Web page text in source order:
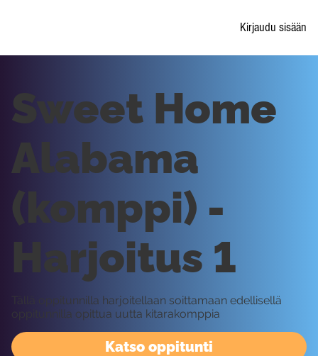
Kirjaudu sisään
Katso oppitunti
Sweet Home
Alabama
(komppi) -
Harjoitus 1
Tällä oppitunnilla harjoitellaan soittamaan edellisellä
oppitunnilla opittua uutta kitarakomppia